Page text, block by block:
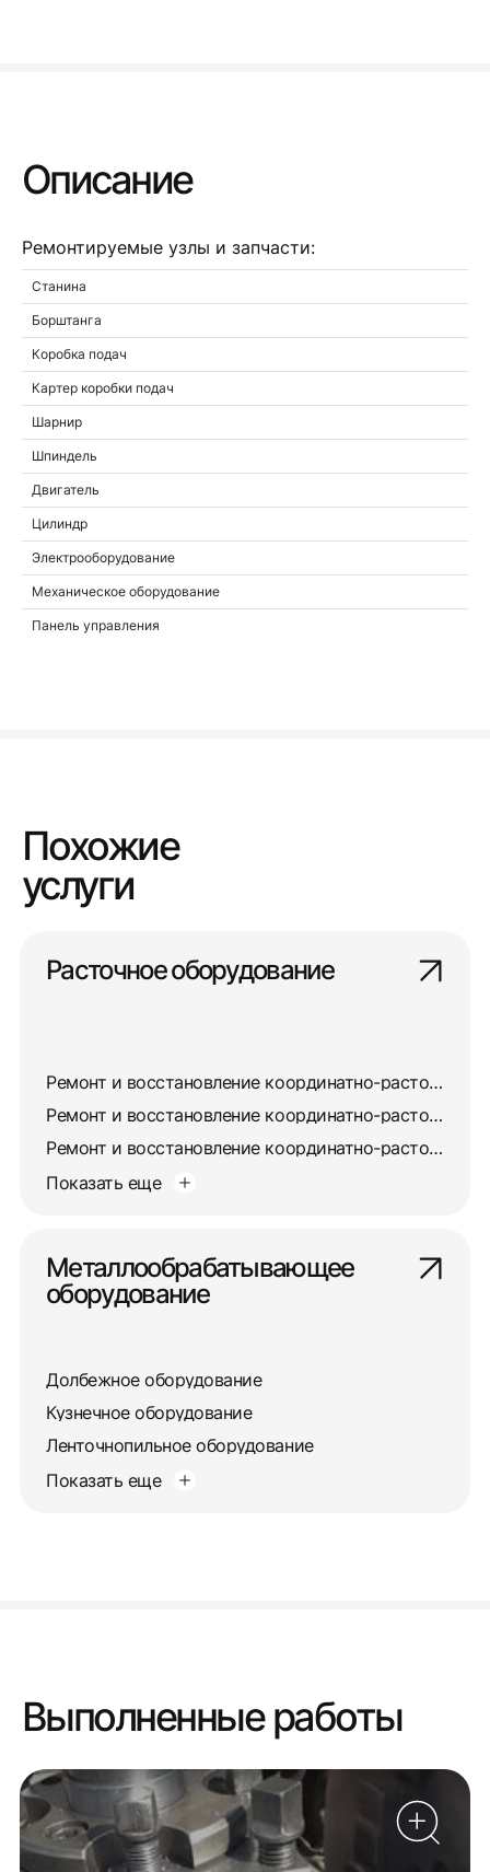
Описание
Ремонтируемые узлы и запчасти:
Станина
Борштанга
Коробка подач
Картер коробки подач
Шарнир
Шпиндель
Двигатель
Цилиндр
Электрооборудование
Механическое оборудование
Панель управления
Похожие
услуги
Расточное оборудование
Ремонт и восстановление координатно-расточного станка 2421
Ремонт и восстановление координатно-расточного станка 2450
Ремонт и восстановление координатно-расточного станка 24К4СФ4
Показать еще
Металлообрабатывающее
оборудование
Долбежное оборудование
Кузнечное оборудование
Ленточнопильное оборудование
Показать еще
Выполненные работы